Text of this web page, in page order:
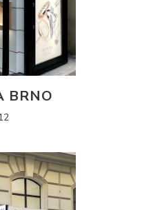
BRNO